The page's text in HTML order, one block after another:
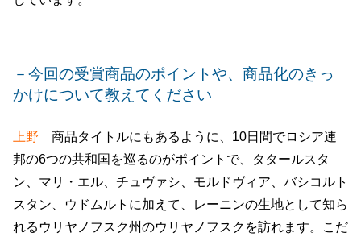
－今回の受賞商品のポイントや、商品化のきっ
かけについて教えてください
上野 商品タイトルにもあるように、10日間でロシア連
邦の6つの共和国を巡るのがポイントで、タタールスタ
ン、マリ・エル、チュヴァシ、モルドヴィア、バシコルト
スタン、ウドムルトに加えて、レーニンの生地として知ら
れるウリヤノフスク州のウリヤノフスクを訪れます。こだ